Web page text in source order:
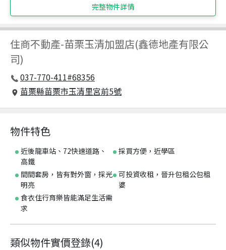
完整物件詳情
住商不動產-苗栗玉清加盟店(鑫德地產有限公
司)
037-770-411#68356
苗栗縣苗栗市玉清里宮前5號
物件特色
近後龍車站、72快速道路、
高鐵
採買方便，近學區
間間套房，皆有對外窗，採光
明亮
可投資收租，晉升包租公包租
婆
食衣住行育樂皆能滿足生活需
求
類似物件實價登錄(4)